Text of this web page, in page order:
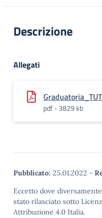
Descrizione
Allegati
pdf - 3829 kb
Pubblicato: 25.01.2022 -
Eccetto dove
stato rilasciato sotto
Attribuzione 4.0 Italia.